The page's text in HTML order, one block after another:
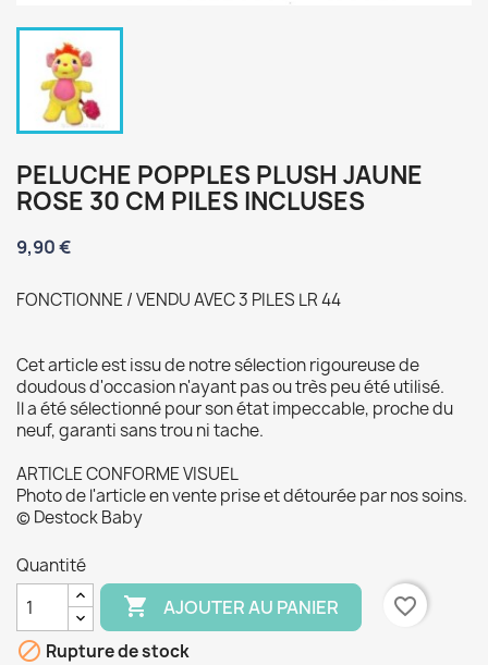
PELUCHE POPPLES PLUSH JAUNE
ROSE 30 CM PILES INCLUSES
9,90 €
FONCTIONNE / VENDU AVEC 3 PILES LR 44
Cet article est issu de notre sélection rigoureuse de
doudous d'occasion n'ayant pas ou très peu été utilisé.
Il a été sélectionné pour son état impeccable, proche du
neuf, garanti sans trou ni tache.
ARTICLE CONFORME VISUEL
Photo de l'article en vente prise et détourée par nos soins.
© Destock Baby
Quantité
 AJOUTER AU PANIER
favorite_border
 Rupture de stock